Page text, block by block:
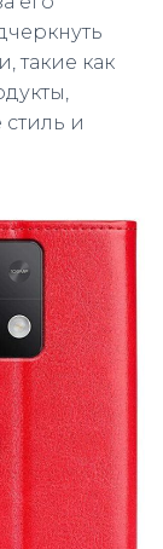
такие как
и